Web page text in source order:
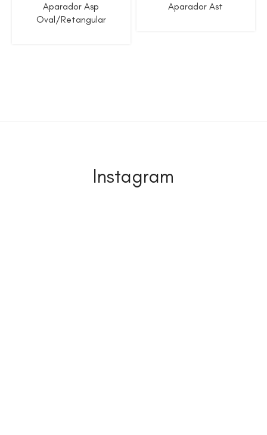
Aparador Asp
Oval/Retangular
Aparador Ast
Instagram